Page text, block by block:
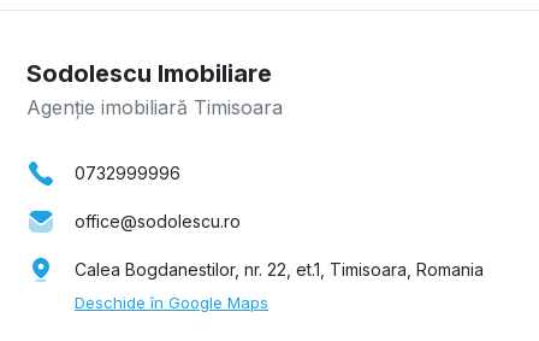
Sodolescu Imobiliare
Agenție imobiliară Timisoara
0732999996
office@sodolescu.ro
Calea Bogdanestilor, nr. 22, et.1, Timisoara, Romania
Deschide în Google Maps